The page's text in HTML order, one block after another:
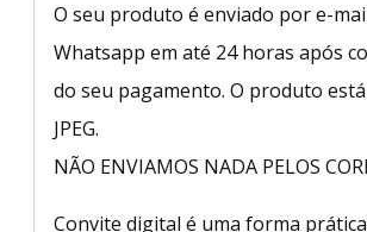
O seu produto é enviado por e-
Whatsapp em até 24 horas após
do seu pagamento. O produto
JPEG.
NÃO ENVIAMOS NADA PELOS
Convite digital é uma forma